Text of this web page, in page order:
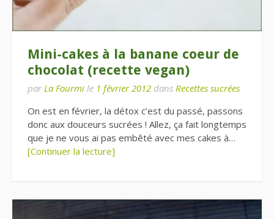
Mini-cakes à la banane coeur de
chocolat (recette vegan)
par La Fourmi le 1 février 2012 dans Recettes sucrées
On est en février, la détox c’est du passé, passons
donc aux douceurs sucrées ! Allez, ça fait longtemps
que je ne vous ai pas embêté avec mes cakes à…
[Continuer la lecture]